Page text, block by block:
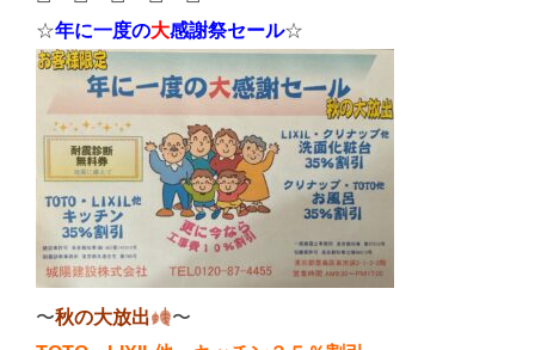
☆年に一度の大感謝祭セール☆
〜秋の大放出
〜